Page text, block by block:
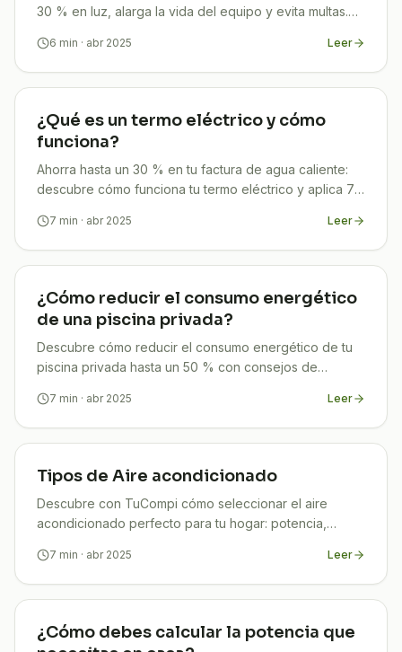
30 % en luz, alarga la vida del equipo y evita multas.
6 min · abr 2025 Leer
¿Qué es un termo eléctrico y cómo
funciona?
Ahorra hasta un 30 % en tu factura de agua caliente:
descubre cómo funciona tu termo eléctrico y aplica 7
7 min · abr 2025 Leer
¿Cómo reducir el consumo energético
de una piscina privada?
Descubre cómo reducir el consumo energético de tu
piscina privada hasta un 50 % con consejos de
7 min · abr 2025 Leer
Tipos de Aire acondicionado
Descubre con TuCompi cómo seleccionar el aire
acondicionado perfecto para tu hogar: potencia,
garantizado sin complicaciones.
7 min · abr 2025 Leer
¿Cómo debes calcular la potencia que